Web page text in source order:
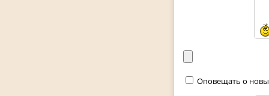
Оповещать о